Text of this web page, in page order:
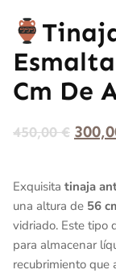
Cm De
450,00€
Exquisita tinaja
una altura de 56
vidriado. Este tipo
para almacenar
recubrimiento que